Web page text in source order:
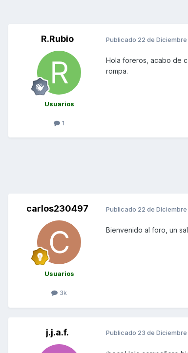
R.Rubio
Usuarios
1
Publicado 22 de
Hola foreros, acabo de
rompa.
carlos230497
Usuarios
3k
Publicado 22 de
Bienvenido al foro, un
j.j.a.f. Publicado 23 de